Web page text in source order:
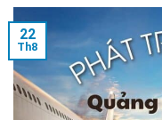
22
Th8